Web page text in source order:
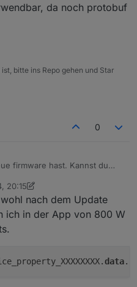
da noch protobuf
bitte ins Repo gehen und Star
0
firmware hast. Kannst du
Objekten an der Stelle:
20:15
6. Mai 2024, 22:21
nach dem Update
ich in der App von 800 W
data